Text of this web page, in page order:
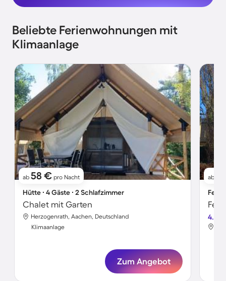
Beliebte Ferienwohnungen mit
Klimaanlage
ab 58 € pro Nacht
Hütte ∙ 4 Gäste ∙ 2 Schlafzimmer
Chalet mit Garten
Herzogenrath, Aachen, Deutschland
Klimaanlage
Zum Angebot
ab
4.0